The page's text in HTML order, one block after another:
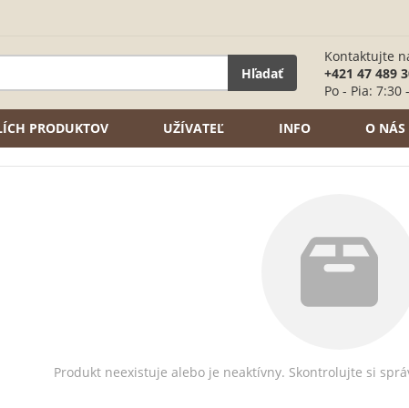
Hľadať
Kontaktujte
+421 47 489
Po - Pia: 7:30
PRODUKTOV UŽÍVATEĽ INFO O NÁS
Produkt neexistuje alebo je neaktívny. Skontrolujte si